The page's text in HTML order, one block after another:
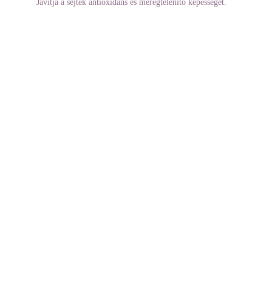
Javítja a sejtek antioxidáns és méregtelenítő képességét.